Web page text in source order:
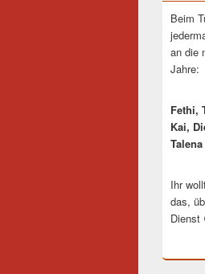
Beim
an die
Jahre:
Fethi,
Kai,
Talena
Ihr
das,
Dienst